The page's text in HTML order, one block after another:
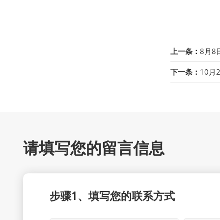
上一条： 8月8
下一条： 10月
请填写您的留言信息
步骤1、填写您的联系方式